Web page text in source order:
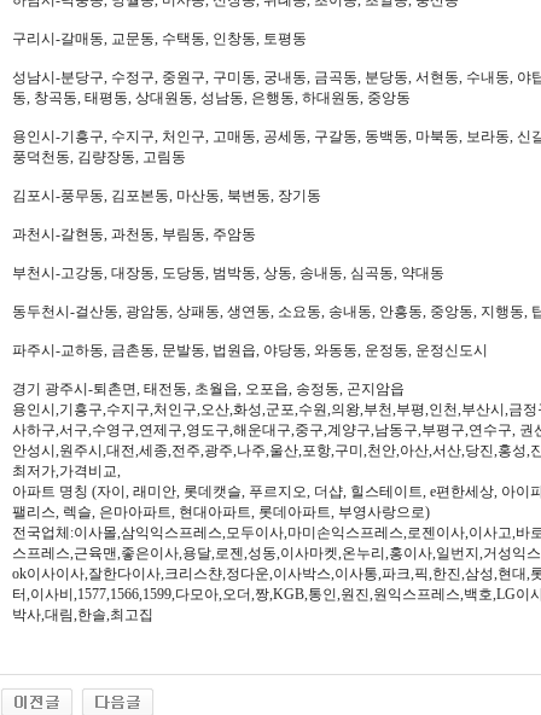
구리시-갈매동, 교문동, 수택동, 인창동, 토평동
성남시-분당구, 수정구, 중원구, 구미동, 궁내동, 금곡동, 분당동, 서현동, 수내동,
동, 창곡동, 태평동, 상대원동, 성남동, 은행동, 하대원동, 중앙동
용인시-기흥구, 수지구, 처인구, 고매동, 공세동, 구갈동, 동백동, 마북동, 보라동,
풍덕천동, 김량장동, 고림동
김포시-풍무동, 김포본동, 마산동, 북변동, 장기동
과천시-갈현동, 과천동, 부림동, 주암동
부천시-고강동, 대장동, 도당동, 범박동, 상동, 송내동, 심곡동, 약대동
동두천시-걸산동, 광암동, 상패동, 생연동, 소요동, 송내동, 안흥동, 중앙동, 지행동,
파주시-교하동, 금촌동, 문발동, 법원읍, 야당동, 와동동, 운정동, 운정신도시
경기 광주시-퇴촌면, 태전동, 초월읍, 오포읍, 송정동, 곤지암읍
용인시,기흥구,수지구,처인구,오산,화성,군포,수원,의왕,부천,부평,인천,부산시,금
사하구,서구,수영구,연제구,영도구,해운대구,중구,계양구,남동구,부평구,연수구,
안성시,원주시,대전,세종,전주,광주,나주,울산,포항,구미,천안,아산,서산,당진,홍성,
최저가,가격비교,
아파트 명칭 (자이, 래미안, 롯데캣슬, 푸르지오, 더샵, 힐스테이트, e편한세상, 아이
팰리스, 렉슬, 은마아파트, 현대아파트, 롯데아파트, 부영사랑으로)
전국업체:이사몰,삼익익스프레스,모두이사,마미손익스프레스,로젠이사,이사고,바
스프레스,근육맨,좋은이사,용달,로젠,성동,이사마켓,온누리,홍이사,일번지,거성익
ok이사이사,잘한다이사,크리스챤,정다운,이사박스,이사통,파크,픽,한진,삼성,현대,
터,이사비,1577,1566,1599,다모아,오더,짱,KGB,통인,원진,원익스프레스,백호,LG
박사,대림,한솔,최고집